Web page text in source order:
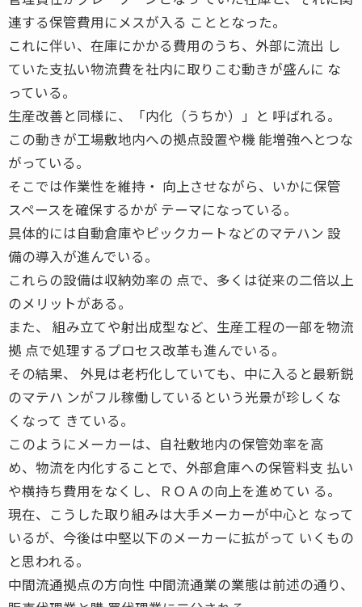
連する保管費用にメスが入る こととなった。
これに伴い、在庫にかかる費用のうち、外部に流出 し
ていた支払い物流費を社内に取りこむ動きが盛んに な
っている。
生産改善と同様に、「内化（うちか）」と 呼ばれる。
この動きが工場敷地内への拠点設置や機 能増強へとつな
がっている。
そこでは作業性を維持・ 向上させながら、いかに保管
スペースを確保するかが テーマになっている。
具体的には自動倉庫やピックカートなどのマテハン 設
備の導入が進んでいる。
これらの設備は収納効率の 点で、多くは従来の二倍以上
のメリットがある。
また、 組み立てや射出成型など、生産工程の一部を物流
拠 点で処理するプロセス改革も進んでいる。
その結果、 外見は老朽化していても、中に入ると最新鋭
のマテハ ンがフル稼働しているという光景が珍しくな
くなって きている。
このようにメーカーは、自社敷地内の保管効率を高
め、物流を内化することで、外部倉庫への保管料支 払い
や横持ち費用をなくし、ＲＯＡの向上を進めてい る。
現在、こうした取り組みは大手メーカーが中心と なって
いるが、今後は中堅以下のメーカーに拡がって いくもの
と思われる。
中間流通拠点の方向性 中間流通業の業態は前述の通り、